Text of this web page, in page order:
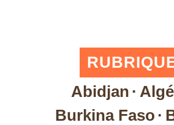
Abidjan ·
Burkina Faso ·